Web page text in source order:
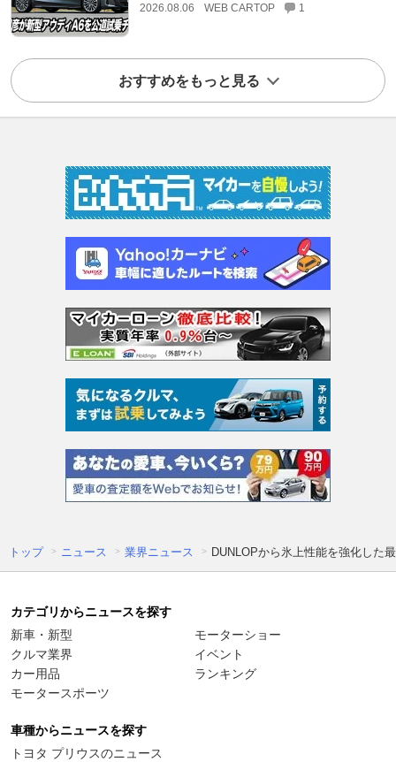
2026.08.06 WEB CARTOP 1
おすすめをもっと見る
トップ ニュース 業界ニュース DUNLOPから氷上性能を強化した
カテゴリからニュースを探す
新車・新型
クルマ業界
カー用品
モータースポーツ
モーターショー
イベント
ランキング
車種からニュースを探す
トヨタ プリウスのニュース